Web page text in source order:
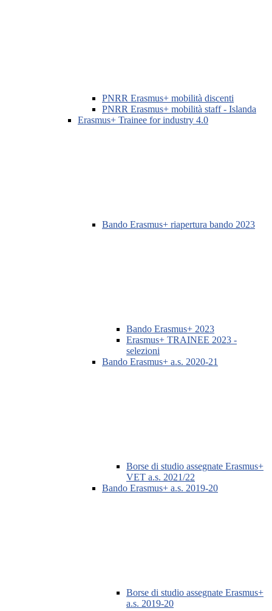
PNRR Erasmus+ mobilità discenti
PNRR Erasmus+ mobilità staff - Islanda
Erasmus+ Trainee for industry 4.0
Bando Erasmus+ riapertura bando 2023
Bando Erasmus+ 2023
Erasmus+ TRAINEE 2023 -
selezioni
Bando Erasmus+ a.s. 2020-21
Borse di studio assegnate Erasmus+
VET a.s. 2021/22
Bando Erasmus+ a.s. 2019-20
Borse di studio assegnate Erasmus+
a.s. 2019-20